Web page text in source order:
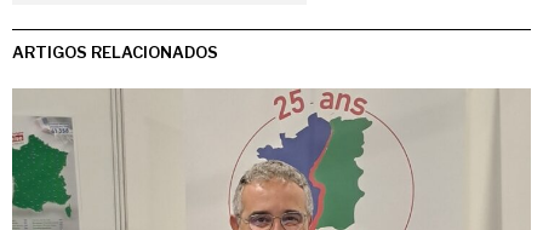
ARTIGOS RELACIONADOS